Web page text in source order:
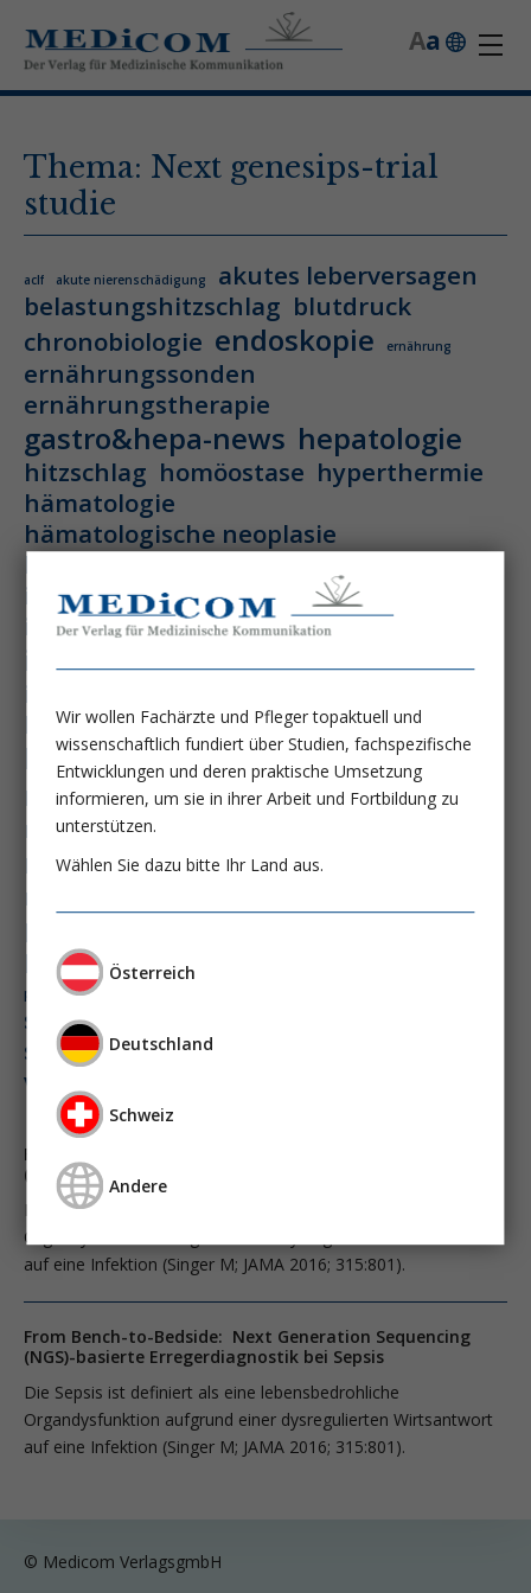
a
A
Thema: Next genesips-trial
studie
aclf akute nierenschädigung
akutes leberversagen
belastungshitzschlag blutdruck
chronobiologie endoskopie ernährung
ernährungssonden
ernährungstherapie
gastro&hepa-news hepatologie
hitzschlag homöostase hyperthermie
hämatologie
hämatologische neoplasie
hämodynamische optimierung
immundysfunktion
immunosep-studie immuntherapie
intensiv-news intensivmedizin
intensivstation
kdigo-leitlinien lebernekrose
leberzirrhose mangelernährung
masld metabolische lebererkrankung mikrobiom
multiples myelom
nephro-news nephrologie
niereninsuffizienz
peg-implantationstechniken
perioperative nierenschädigung
pisces-studie
präzisionstherapie
schluckstörung
septischer schock
vasopressortherapie
From Bench-to-Bedside: Next Generation Sequencing
(NGS)-basierte Erregerdiagnostik bei Sepsis
Die Sepsis ist definiert als eine lebensbedrohliche
Organdysfunktion aufgrund einer dysregulierten Wirtsantwort
auf eine Infektion (Singer M; JAMA 2016; 315:801).
From Bench-to-Bedside: Next Generation Sequencing
(NGS)-basierte Erregerdiagnostik bei Sepsis
Die Sepsis ist definiert als eine lebensbedrohliche
Organdysfunktion aufgrund einer dysregulierten Wirtsantwort
auf eine Infektion (Singer M; JAMA 2016; 315:801).
© Medicom VerlagsgmbH
Wir wollen Fachärzte und Pfleger topaktuell und
wissenschaftlich fundiert über Studien, fachspezifische
Entwicklungen und deren praktische Umsetzung
informieren, um sie in ihrer Arbeit und Fortbildung zu
unterstützen.
Wählen Sie dazu bitte Ihr Land aus.
Österreich
Deutschland
Schweiz
Andere